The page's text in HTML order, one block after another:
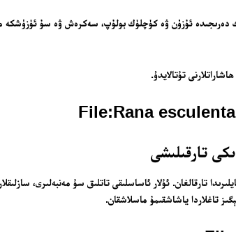
دەرىجىدە ئۇزۇن ۋە كۈچلۈك بولۇپ، سەكرەش ۋە سۇ ئۈزۈشكە
تۇتالايدۇ.
تارقالغان. ئۇلار ئاساسلىقى تاتلىق سۇ مەنبەلىرى،
تاغلاردا ياشاشقىمۇ ماسلاشقان.